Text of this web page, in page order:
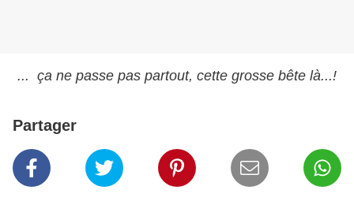
... ça ne passe pas partout, cette grosse bête là...!
Partager